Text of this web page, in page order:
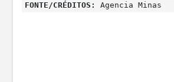
FONTE/CRÉDITOS: Agencia Minas